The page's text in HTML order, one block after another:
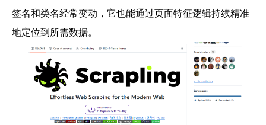
签名和类名经常变动，它也能通过页面特征逻辑持续精准
地定位到所需数据。